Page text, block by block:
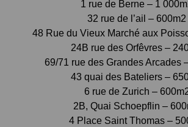
1 rue de Berne – 1
32 rue de l’ail – 600m2
48 Rue du Vieux Marché aux
24B rue des Orfêvres –
69/71 rue des Grandes Arcades
43 quai des Bateliers –
6 rue de Zurich –
2B, Quai Schoepflin –
4 Place Saint Thomas –